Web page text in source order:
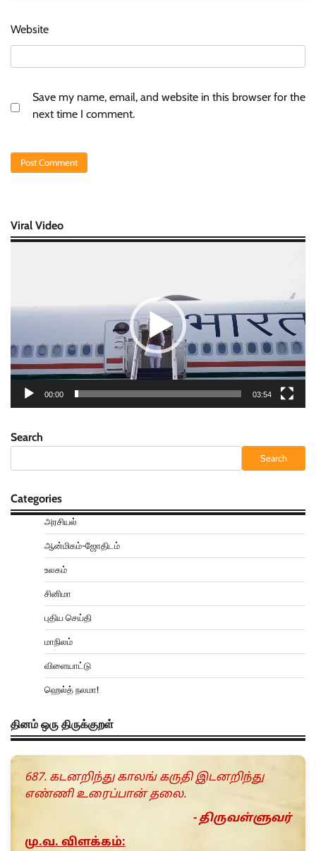
Website
Save my name, email, and website in this browser for the
next time I comment.
Viral Video
00:00 03:54
Search
Search
Categories
அரசியல்
ஆன்மிகம்-ஜோதிடம்
உலகம்
சினிமா
புதிய செய்தி
மாநிலம்
விளையாட்டு
ஹெல்த் நலமா!
தினம் ஒரு திருக்குறள்
687. கடனறிந்து காலங் கருதி இடனறிந்து
எண்ணி உரைப்பான் தலை.
- திருவள்ளுவர்
மு.வ. விளக்கம்: